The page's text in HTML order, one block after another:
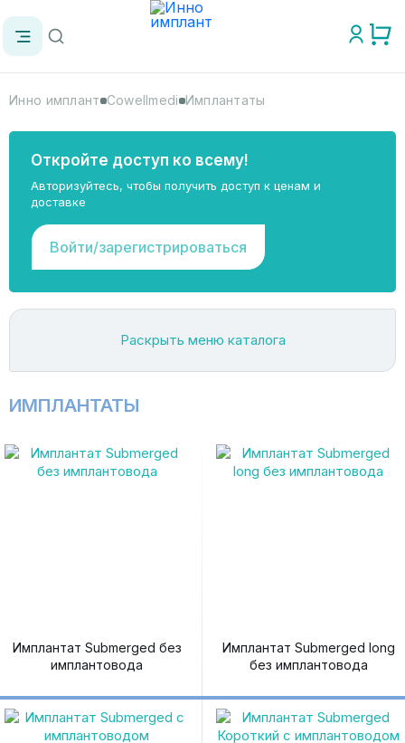
Инно имплант Cowellmedi Имплантаты
Откройте доступ ко всему!
Авторизуйтесь, чтобы получить доступ к ценам и
доставке
Войти/зарегистрироваться
Раскрыть меню каталога
ИМПЛАНТАТЫ
Имплантат Submerged без
имплантовода
Имплантат Submerged long
без имплантовода